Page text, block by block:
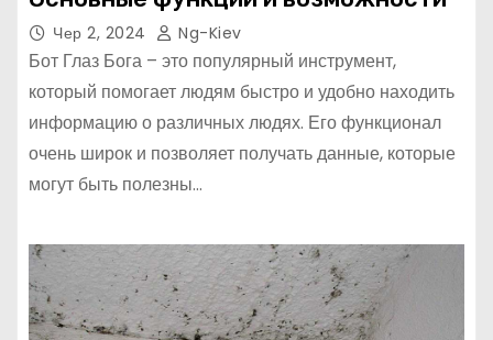
Чер 2, 2024 Ng-Kiev
Бот Глаз Бога – это популярный инструмент,
который помогает людям быстро и удобно находить
информацию о различных людях. Его функционал
очень широк и позволяет получать данные, которые
могут быть полезны…